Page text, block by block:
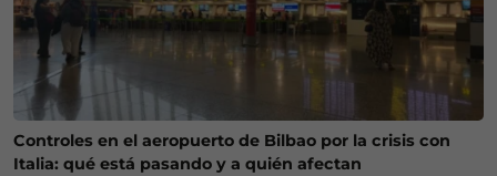
Controles en el aeropuerto de Bilbao por la crisis con
Italia: qué está pasando y a quién afectan